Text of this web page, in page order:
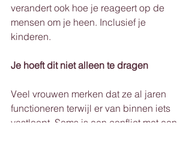
verandert ook hoe je reageert op de
mensen om je heen. Inclusief je
kinderen.
Je hoeft dit niet alleen te dragen
Veel vrouwen merken dat ze al jaren
functioneren terwijl er van binnen iets
vastloopt. Soms is een conflict met een